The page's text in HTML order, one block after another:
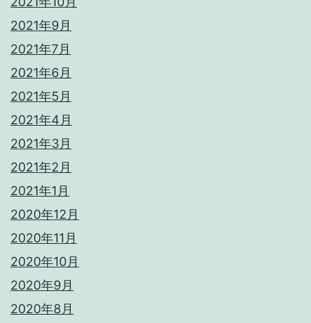
2021年9月
2021年7月
2021年6月
2021年5月
2021年4月
2021年3月
2021年2月
2021年1月
2020年12月
2020年11月
2020年10月
2020年9月
2020年8月